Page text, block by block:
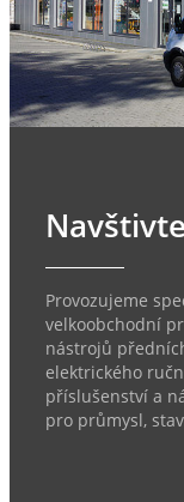
Provozujeme
velkoobchodní
nástrojů
elektrického
příslušenství a
pro průmysl,